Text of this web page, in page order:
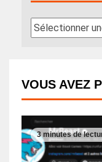
VOUS AVEZ
3 minutes de